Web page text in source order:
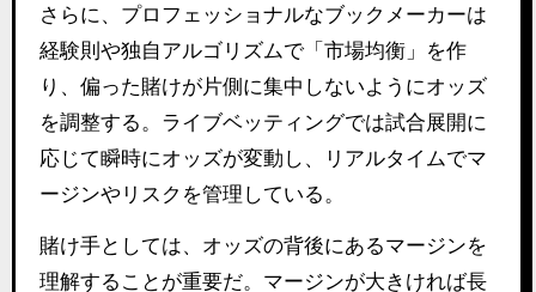
さらに、プロフェッショナルなブックメーカーは
経験則や独自アルゴリズムで「市場均衡」を作
り、偏った賭けが片側に集中しないようにオッズ
を調整する。ライブベッティングでは試合展開に
応じて瞬時にオッズが変動し、リアルタイムでマ
ージンやリスクを管理している。
賭け手としては、オッズの背後にあるマージンを
理解することが重要だ。マージンが大きければ長